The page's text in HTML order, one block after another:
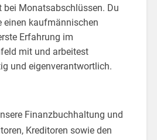
bei Monatsabschlüssen. Du
einen kaufmännischen
Erfahrung im
mit und arbeitest
und eigenverantwortlich.
Finanzbuchhaltung und
Kreditoren sowie den